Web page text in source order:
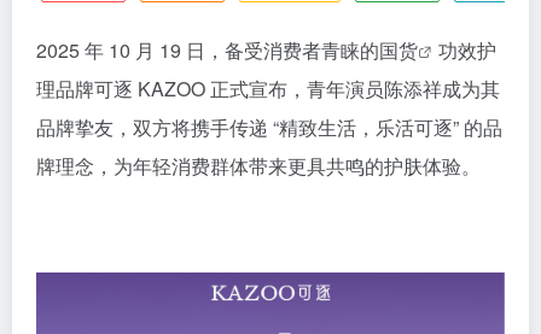
2025 年 10 月 19 日，备受消费者青睐的国货
功效护
理品牌可逐 KAZOO 正式宣布，青年演员陈添祥成为其
品牌挚友，双方将携手传递 “精致生活，乐活可逐” 的品
牌理念，为年轻消费群体带来更具共鸣的护肤体验。